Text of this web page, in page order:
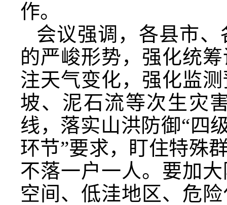
作。
会议强调，各县市
的严峻形势，强化统
注天气变化，强化监
坡、泥石流等次生灾
线，落实山洪防御“四
环节”要求，盯住特殊
不落一户一人。要加
空间、低洼地区、危